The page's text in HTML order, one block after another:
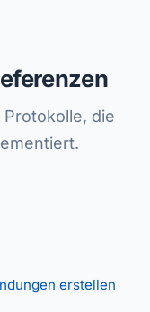
die
erstellen